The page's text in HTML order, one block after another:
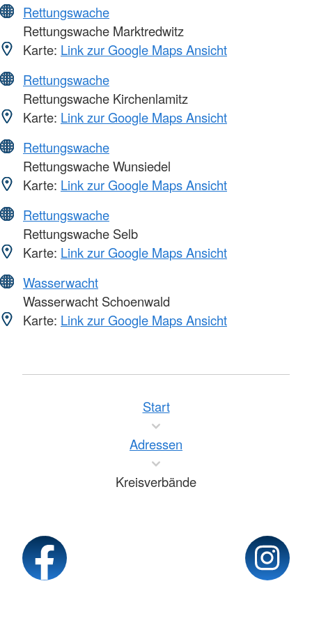
Rettungswache
Rettungswache Marktredwitz
Karte: Link zur Google Maps Ansicht
Rettungswache
Rettungswache Kirchenlamitz
Karte: Link zur Google Maps Ansicht
Rettungswache
Rettungswache Wunsiedel
Karte: Link zur Google Maps Ansicht
Rettungswache
Rettungswache Selb
Karte: Link zur Google Maps Ansicht
Wasserwacht
Wasserwacht Schoenwald
Karte: Link zur Google Maps Ansicht
Start
Adressen
Kreisverbände